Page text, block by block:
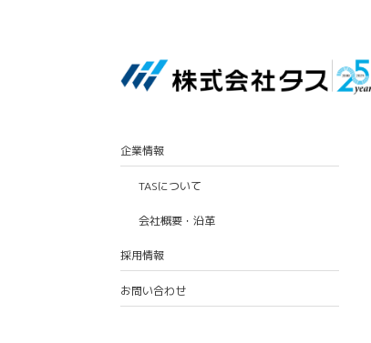
企業情報
TASについて
会社概要・沿革
採用情報
お問い合わせ